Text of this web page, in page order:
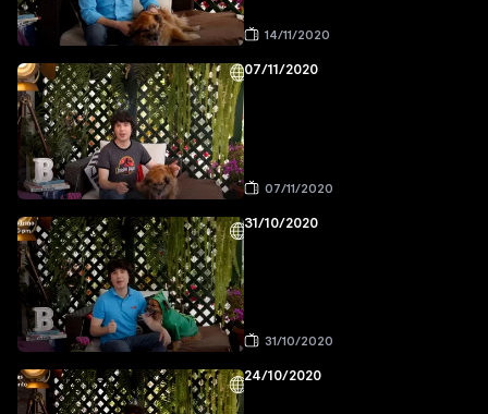
14/11/2020
07/11/2020
07/11/2020
31/10/2020
31/10/2020
24/10/2020